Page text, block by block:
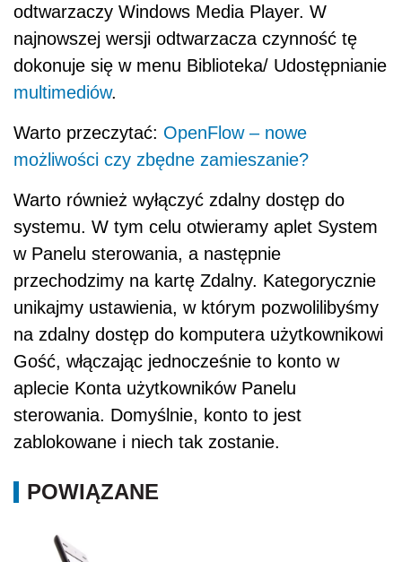
odtwarzaczy Windows Media Player. W
najnowszej wersji odtwarzacza czynność tę
dokonuje się w menu Biblioteka/ Udostępnianie
multimediów.
Warto przeczytać: OpenFlow – nowe
możliwości czy zbędne zamieszanie?
Warto również wyłączyć zdalny dostęp do
systemu. W tym celu otwieramy aplet System
w Panelu sterowania, a następnie
przechodzimy na kartę Zdalny. Kategorycznie
unikajmy ustawienia, w którym pozwolilibyśmy
na zdalny dostęp do komputera użytkownikowi
Gość, włączając jednocześnie to konto w
aplecie Konta użytkowników Panelu
sterowania. Domyślnie, konto to jest
zablokowane i niech tak zostanie.
POWIĄZANE